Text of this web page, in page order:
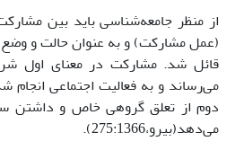
از منظر جامعه‌شناسی باید بین
(عمل مشارکت) و به عنوان حالت و
قائل شد. مشارکت در معنای اول
می‌رساند و به فعالیت اجتماعی انجام
دوم از تعلق گروهی خاص و داشتن
می‌دهد(بیرو،275:1366).